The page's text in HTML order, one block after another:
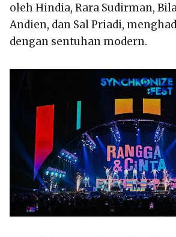
oleh Hindia, Rara Sudirman,
Andien, dan Sal Priadi,
dengan sentuhan modern.